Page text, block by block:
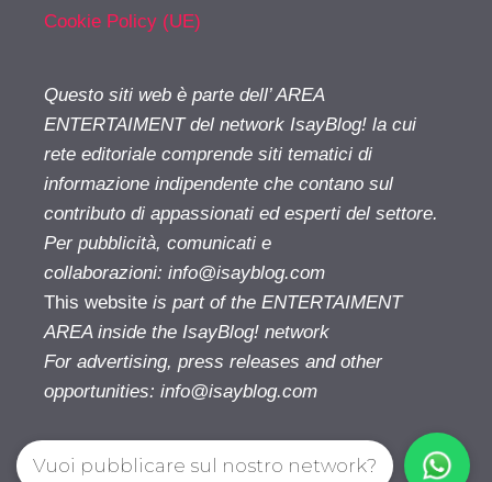
Cookie Policy (UE)
Questo siti web è parte dell’ AREA
ENTERTAIMENT del network IsayBlog! la cui
rete editoriale comprende siti tematici di
informazione indipendente che contano sul
contributo di appassionati ed esperti del settore.
Per pubblicità, comunicati e
collaborazioni: info@isayblog.com
This website is part of the ENTERTAIMENT
AREA inside the IsayBlog! network
For advertising, press releases and other
opportunities: info@isayblog.com
Vuoi pubblicare sul nostro network?